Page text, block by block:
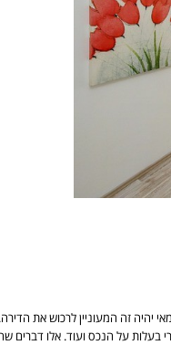
יהיה זה המעוניין לרכוש את
בעלות על הנכס ועוד. אלו דברים